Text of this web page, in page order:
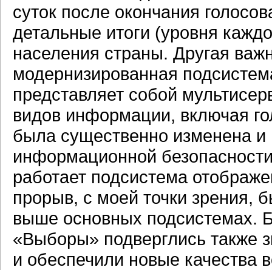
суток после окончания
детальные итоги (уровня
населения страны. Другая
модернизированная
представляет собой
видов информации, включая
была существенно изменена
информационной
работает подсистема
прорыв, с моей точки зрения,
выше основных подсистемах.
«Выборы» подверглись также
и обеспечили новые качества